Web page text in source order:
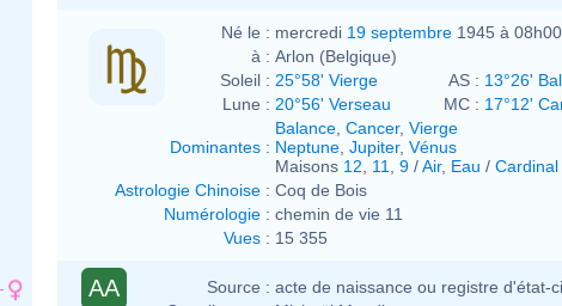
Né le : mercredi 19 septembre 1945 à 08h00
à : Arlon (Belgique)
Soleil : 25°58' Vierge AS : 13°26'
Lune : 20°56' Verseau MC : 17°12'
Dominantes :
Balance Cancer, Vierge
Neptune Jupiter, Vénus
Maisons 12 11 9 /Air, Eau / Cardinal
Astrologie Chinoise : Coq de Bois
Numérologie : chemin de vie 11
Vues : 15 355
AA Source : acte de naissance ou registre d'état-